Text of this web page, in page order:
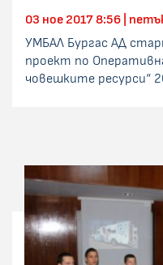
03 ное 2017 8:56 |
УМБАЛ Бургас АД
проект по
човешките ресурси“